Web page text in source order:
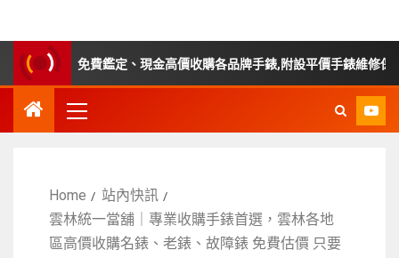
鑑定、現金高價收購各品牌手錶,附設平價手錶維修保養
Home
站內快訊
雲林統一當舖｜專業收購手錶首選，雲林各地
區高價收購名錶、老錶、故障錶 免費估價 只要